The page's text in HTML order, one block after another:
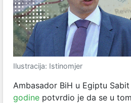
Ilustracija: Istinomjer
Ambasador BiH u Egiptu
godine potvrdio je da se u